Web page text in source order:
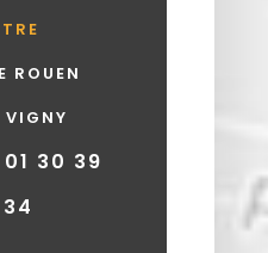
ROUEN
01 30 39